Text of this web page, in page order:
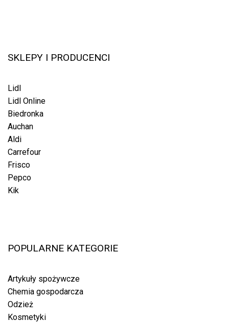
SKLEPY I PRODUCENCI
Lidl
Lidl Online
Biedronka
Auchan
Aldi
Carrefour
Frisco
Pepco
Kik
POPULARNE KATEGORIE
Artykuły spożywcze
Chemia gospodarcza
Odzież
Kosmetyki